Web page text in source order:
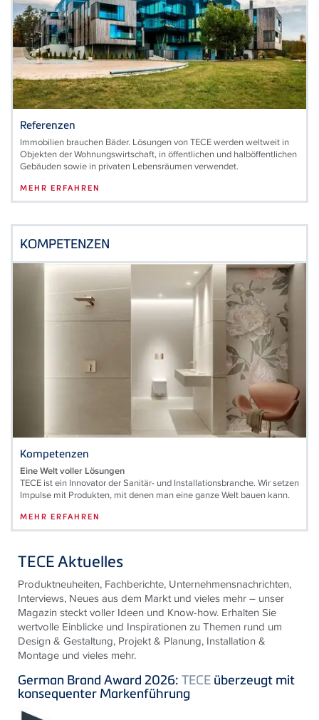
Referenzen
Immobilien brauchen Bäder. Lösungen von TECE werden weltweit in
Objekten der Wohnungswirtschaft, in öffentlichen und halböffentlichen
Gebäuden sowie in privaten Lebensräumen verwendet.
MEHR ERFAHREN
KOMPETENZEN
Kompetenzen
Eine Welt voller Lösungen
TECE ist ein Innovator der Sanitär- und Installationsbranche. Wir setzen
Impulse mit Produkten, mit denen man eine ganze Welt bauen kann.
MEHR ERFAHREN
TECE Aktuelles
Produktneuheiten, Fachberichte, Unternehmensnachrichten,
Interviews, Neues aus dem Markt und vieles mehr – unser
Magazin steckt voller Ideen und Know-how. Erhalten Sie
wertvolle Einblicke und Inspirationen zu Themen rund um
Design & Gestaltung, Projekt & Planung, Installation &
Montage und vieles mehr.
German Brand Award 2026: TECE überzeugt mit
konsequenter Markenführung